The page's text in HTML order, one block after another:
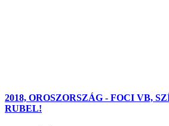
2018, OROSZORSZÁG - FOCI VB,
RUBEL!